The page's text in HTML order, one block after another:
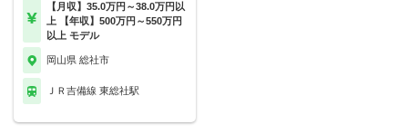
【月収】35.0万円～38.0万円以
上 【年収】500万円～550万円
以上 モデル
岡山県 総社市
ＪＲ吉備線 東総社駅